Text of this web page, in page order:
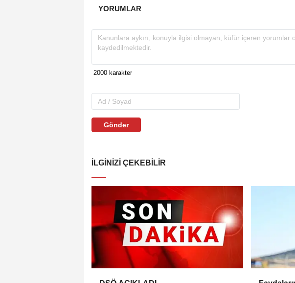
YORUMLAR
Gönder
İLGINIZI ÇEKEBILIR